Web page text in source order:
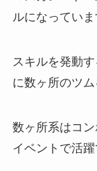
ルになっていま
スキルを発動
に数ヶ所のツム
数ヶ所系はコ
イベントで活躍